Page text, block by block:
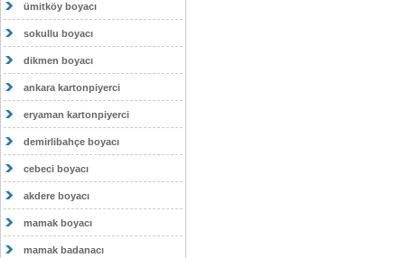
ümitköy boyacı
sokullu boyacı
dikmen boyacı
ankara kartonpiyerci
eryaman kartonpiyerci
demirlibahçe boyacı
cebeci boyacı
akdere boyacı
mamak boyacı
mamak badanacı